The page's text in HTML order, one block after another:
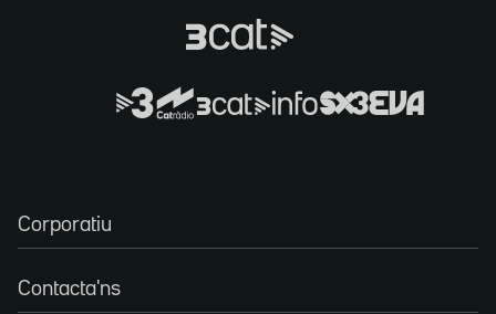
Corporatiu
Contacta'ns